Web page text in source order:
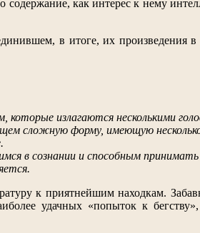
как интерес к нему
в итоге, их произведения
которые излагаются несколькими
сложную форму, имеющую
в сознании и способным принимать
к приятнейшим находкам.
удачных «попыток к